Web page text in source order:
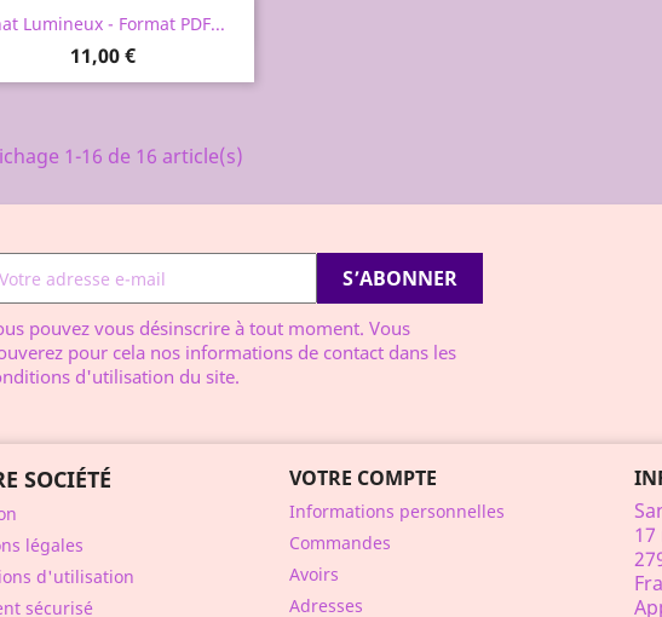
Lumineux - Format PDF...
Prix
11,00 €
Aperçu rapide
1-16 de 16 article(s)
pouvez vous désinscrire à tout moment. Vous
pour cela nos informations de contact dans les
d'utilisation du site.
SOCIÉTÉ
légales
d'utilisation
sécurisé
VOTRE COMPTE
Informations personnelles
Commandes
Avoirs
Adresses